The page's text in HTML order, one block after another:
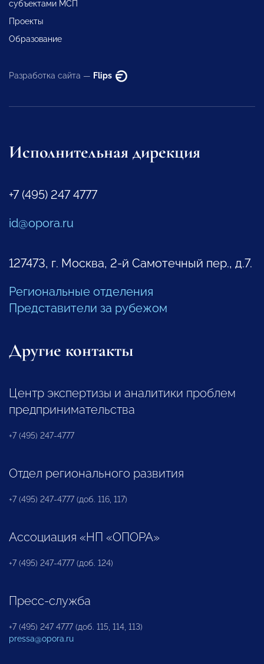
субъектами МСП
Проекты
Образование
Разработка сайта — Flips
Исполнительная дирекция
+7 (495) 247 4777
id@opora.ru
127473, г. Москва, 2-й Самотечный пер., д.7.
Региональные отделения
Представители за рубежом
Другие контакты
Центр экспертизы и аналитики проблем
предпринимательства
+7 (495) 247-4777
Отдел регионального развития
+7 (495) 247-4777 (доб. 116, 117)
Ассоциация «НП «ОПОРА»
+7 (495) 247-4777 (доб. 124)
Пресс-служба
+7 (495) 247 4777 (доб. 115, 114, 113)
pressa@opora.ru